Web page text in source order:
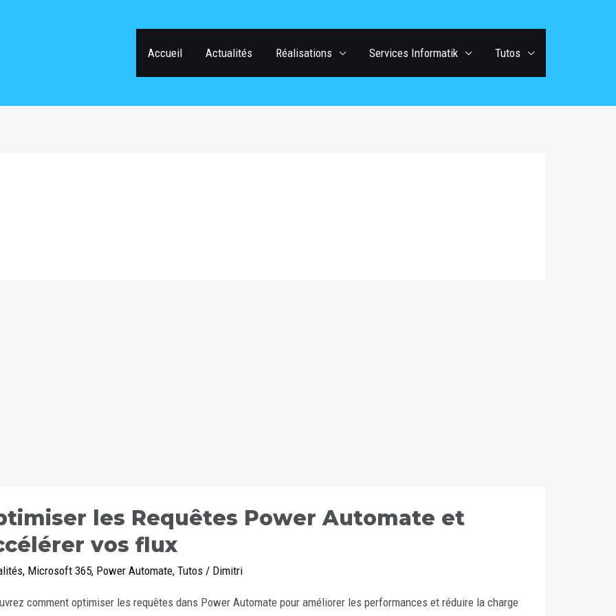
Accueil Actualités Réalisations Services Informatik Tutos
les Requêtes Power Automate et
vos flux
, Microsoft 365, Power Automate, Tutos/ Dimitri
comment optimiser les requêtes dans Power Automate pour améliorer les performances et réduire la charge